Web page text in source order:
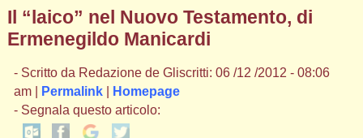
Il “laico” nel Nuovo Testamento, di
Ermenegildo Manicardi
- Scritto da Redazione de Gliscritti: 06 /12 /2012 - 08:06
am |
Permalink|
Homepage
- Segnala questo articolo: